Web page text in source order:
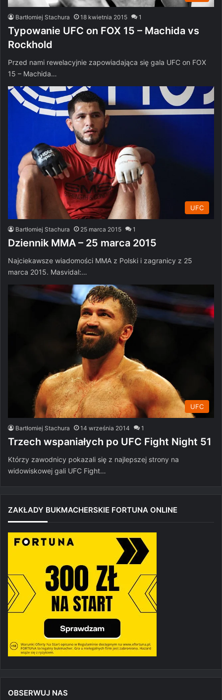
Bartłomiej Stachura 18 kwietnia 2015 1
Typowanie UFC on FOX 15 – Machida vs
Rockhold
Przed nami rewelacyjnie zapowiadająca się gala UFC on FOX
15 – Machida…
UFC
Bartłomiej Stachura 25 marca 2015 1
Dziennik MMA – 25 marca 2015
Najciekawsze wiadomości MMA z Polski i zagranicy z 25
marca 2015. Masvidal:…
UFC
Bartłomiej Stachura 14 września 2014 1
Trzech wspaniałych po UFC Fight Night 51
Którzy zawodnicy pokazali się z najlepszej strony na
widowiskowej gali UFC Fight…
ZAKŁADY BUKMACHERSKIE FORTUNA ONLINE
OBSERWUJ NAS